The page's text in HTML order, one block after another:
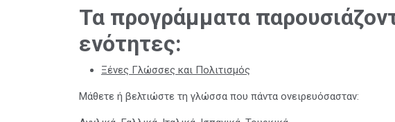
Τα προγράμματα
ενότητες:
Ξένες Γλώσσες και Πολιτισμός
Μάθετε ή βελτιώστε τη γλώσσα που πάντα ονειρευόσασταν: